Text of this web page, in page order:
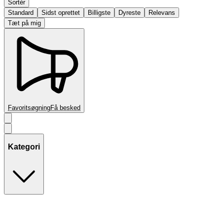
Sortér
Standard
Sidst oprettet Billigste Dyreste
Relevans
Tæt på mig
FavoritsøgningFå besked
Kategori